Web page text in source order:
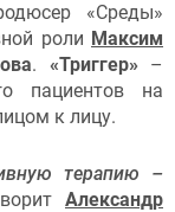
«Среды»
роли Максим
. «Триггер» –
пациентов на
к лицу.
терапию –
Александр